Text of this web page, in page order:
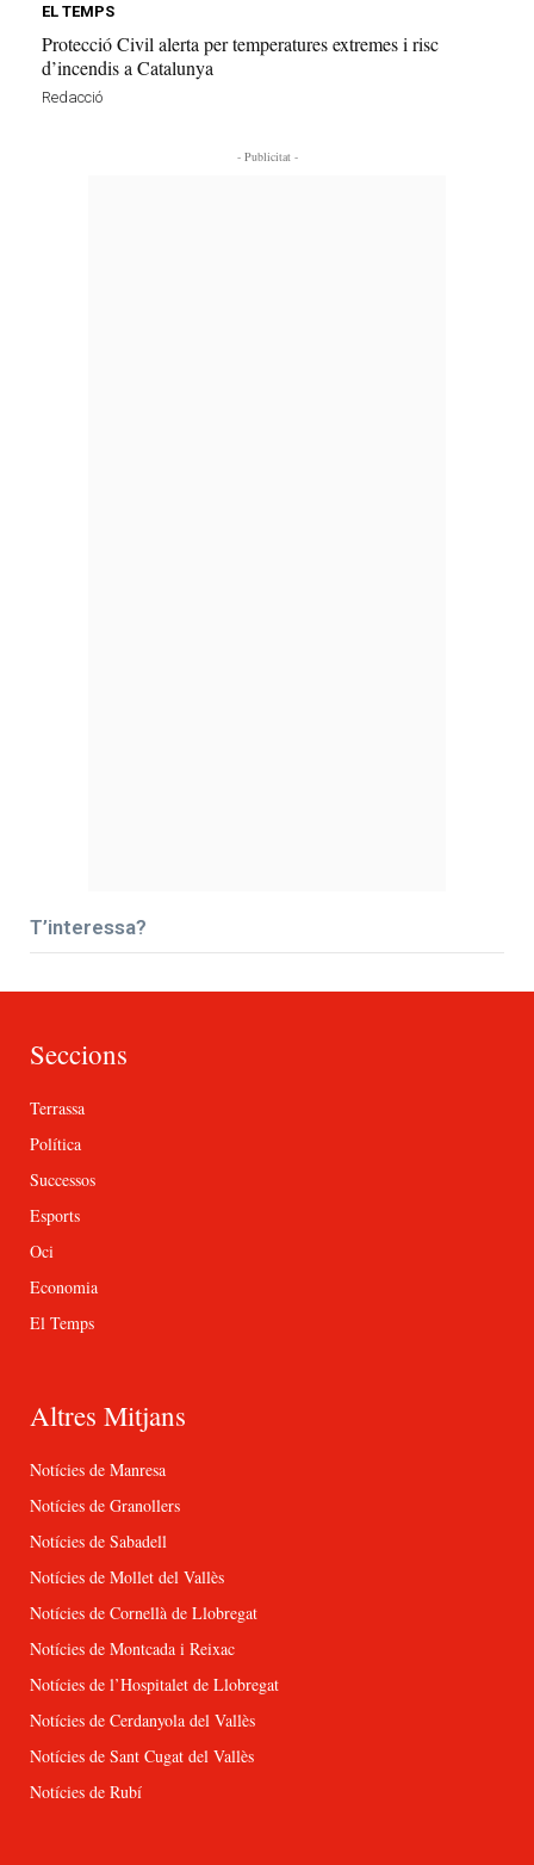
EL TEMPS
Protecció Civil alerta per temperatures extremes i risc
d’incendis a Catalunya
Redacció
- Publicitat -
T’interessa?
Seccions
Terrassa
Política
Successos
Esports
Oci
Economia
El Temps
Altres Mitjans
Notícies de Manresa
Notícies de Granollers
Notícies de Sabadell
Notícies de Mollet del Vallès
Notícies de Cornellà de Llobregat
Notícies de Montcada i Reixac
Notícies de l’Hospitalet de Llobregat
Notícies de Cerdanyola del Vallès
Notícies de Sant Cugat del Vallès
Notícies de Rubí